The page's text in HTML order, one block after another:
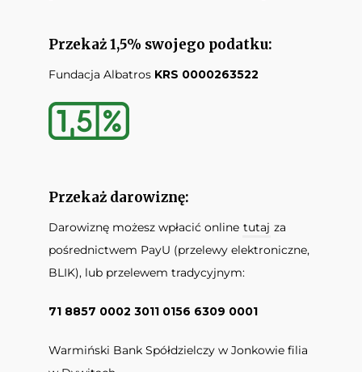
Przekaż 1,5% swojego podatku:
Fundacja Albatros KRS 0000263522
Przekaż darowiznę:
Darowiznę możesz wpłacić online tutaj za
pośrednictwem PayU (przelewy elektroniczne,
BLIK), lub przelewem tradycyjnym:
71 8857 0002 3011 0156 6309 0001
Warmiński Bank Spółdzielczy w Jonkowie filia